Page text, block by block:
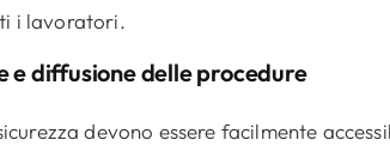
i lavoratori.
e diffusione delle procedure
devono essere facilmente